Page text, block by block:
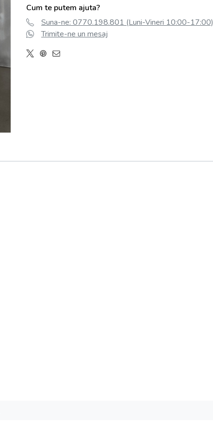
Cum te putem ajuta?
Suna-ne: 0770.198.801 (Luni-Vineri 10:00-17:00)
Trimite-ne un mesaj